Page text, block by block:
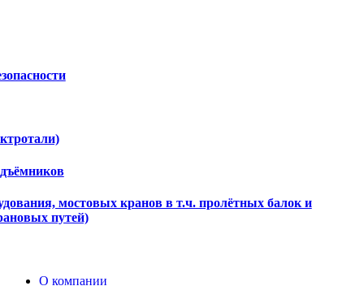
мостовых кранов в т.ч. пролётных балок и
путей)
О компании